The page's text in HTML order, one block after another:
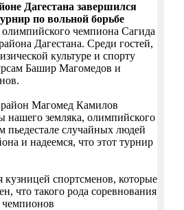
Дагестана завершился
по вольной борьбе
чемпиона Сагида
Дагестана. Среди гостей,
культуре и спорту
Башир Магомедов и
Магомед Камилов
земляка, олимпийского
случайных людей
и надеемся, что этот турнир
спортсменов, которые
что такого рода соревнования